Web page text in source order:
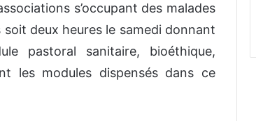
s’occupant des malades
deux heures le samedi donnant
pastoral sanitaire, bioéthique,
les modules dispensés dans ce